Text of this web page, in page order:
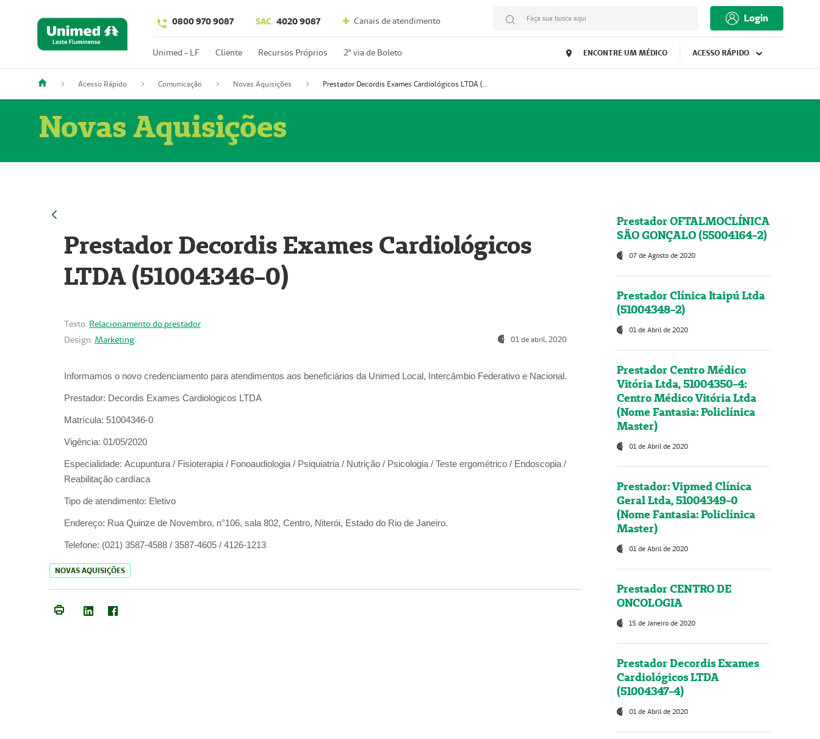
0800 970 9087 SAC 4020 9087 Canais de atendimento Faça sua busca aqui Login
Unimed - LF Cliente Recursos Próprios 2º via de Boleto ENCONTRE UM MÉDICO ACESSO RÁPIDO
Acesso Rápido Comunicação Novas Aquisições Prestador Decordis Exames Cardiológicos LTDA (51004346-0)
Novas Aquisições
Prestador Decordis Exames Cardiológicos
LTDA (51004346-0)
Texto: Relacionamento do prestador
Design: Marketing 01 de abril, 2020
Informamos o novo credenciamento para atendimentos aos beneficiários da Unimed Local, Intercâmbio Federativo e Nacional.
Prestador: Decordis Exames Cardiológicos LTDA
Matrícula: 51004346-0
Vigência: 01/05/2020
Especialidade: Acupuntura / Fisioterapia / Fonoaudiologia / Psiquiatria / Nutrição / Psicologia / Teste ergométrico / Endoscopia /
Reabilitação cardíaca
Tipo de atendimento: Eletivo
Endereço: Rua Quinze de Novembro, n°106, sala 802, Centro, Niterói, Estado do Rio de Janeiro.
Telefone: (021) 3587-4588 / 3587-4605 / 4126-1213
NOVAS AQUISIÇÕES
Prestador OFTALMOCLÍNICA
SÃO GONÇALO (55004164-2)
07 de Agosto de 2020
Prestador Clínica Itaipú Ltda
(51004348-2)
01 de Abril de 2020
Prestador Centro Médico
Vitória Ltda, 51004350-4:
Centro Médico Vitória Ltda
(Nome Fantasia: Policlínica
Master)
01 de Abril de 2020
Prestador: Vipmed Clínica
Geral Ltda, 51004349-0
(Nome Fantasia: Policlínica
Master)
01 de Abril de 2020
Prestador CENTRO DE
ONCOLOGIA
15 de Janeiro de 2020
Prestador Decordis Exames
Cardiológicos LTDA
(51004347-4)
01 de Abril de 2020